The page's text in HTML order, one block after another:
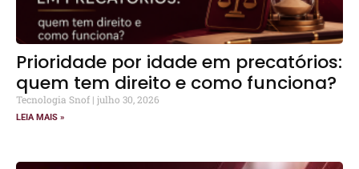
Prioridade por idade em precatórios:
quem tem direito e como funciona?
Tecnologia Snof julho 30, 2026
LEIA MAIS »